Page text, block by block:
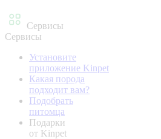
Сервисы
Сервисы
Установите
приложение Kinpet
Какая порода
подходит вам?
Подобрать
питомца
Подарки
от Kinpet